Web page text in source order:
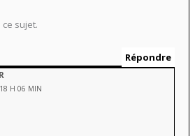
sujet.
Répondre
H 06 MIN